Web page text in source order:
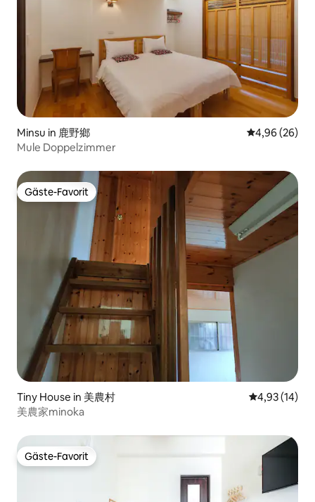
Minsu in 鹿野鄉
4,96 (26)
Mule Doppelzimmer
Gäste-Favorit
Gäste-Favorit
Tiny House in 美農村
4,93 (14)
美農家minoka
Gäste-Favorit
Gäste-Favorit